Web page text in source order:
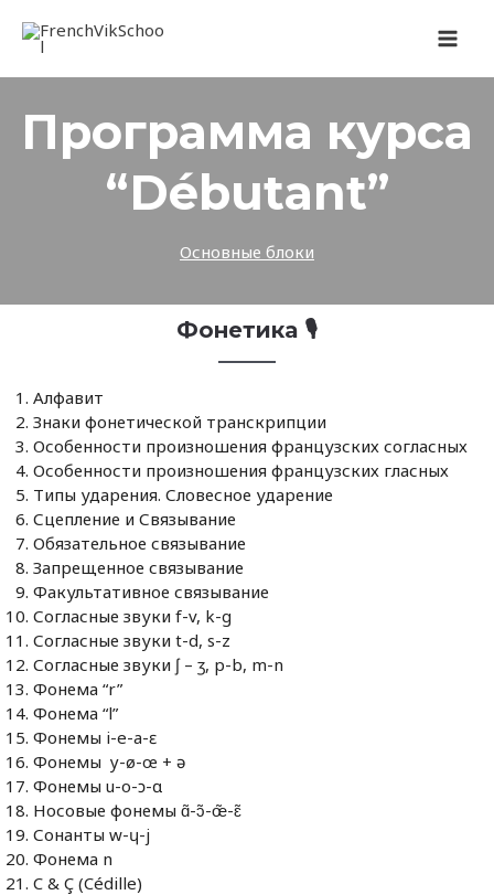
содержимому
Программа курса
“Débutant”
Основные блоки
Фонетика 🎙️
Алфавит
Знаки фонетической транскрипции
Особенности произношения французских согласных
Особенности произношения французских гласных
Типы ударения. Словесное ударение
Сцепление и Связывание
Обязательное связывание
Запрещенное связывание
Факультативное связывание
Согласные звуки f-v, k-g
Согласные звуки t-d, s-z
Согласные звуки ʃ – ʒ, p-b, m-n
Фонема “r”
Фонема “l”
Фонемы i-e-a-ɛ
Фонемы y-ø-œ + ə
Фонемы u-o-ɔ-ɑ
Носовые фонемы ɑ̃-ɔ̃-œ̃-ɛ̃
Сонанты w-ɥ-j
Фонема n
C & Ç (Cédille)